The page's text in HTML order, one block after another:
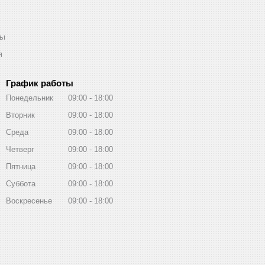
График работы
Понедельник 09:00
18:00
Вторник
09:00
18:00
Среда
09:00
18:00
Четверг
09:00
18:00
Пятница
09:00
18:00
Суббота
09:00
18:00
Воскресенье
09:00 18:00